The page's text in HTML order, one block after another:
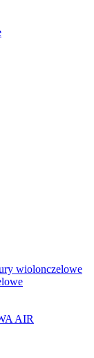
wiolonczelowe
AIR